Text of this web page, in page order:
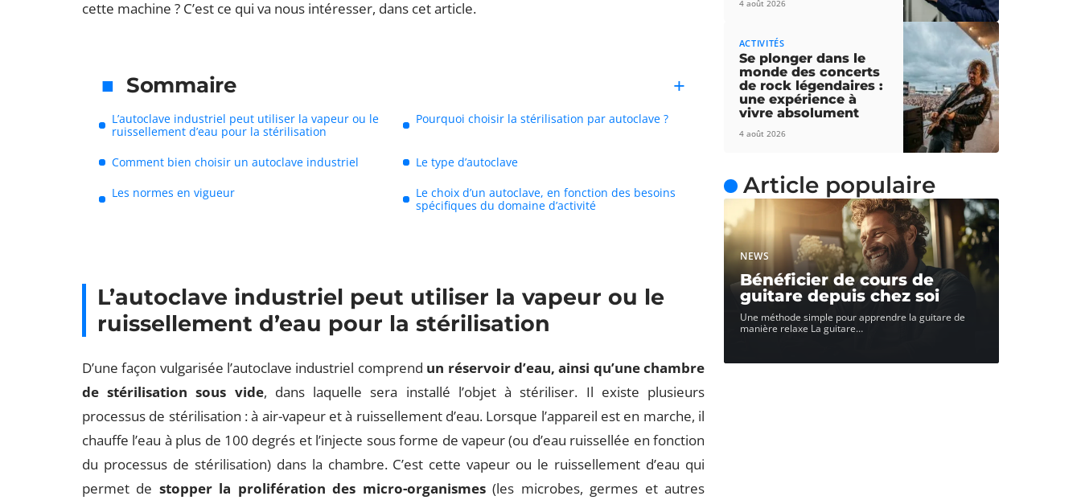
cette machine ? C’est ce qui va nous intéresser, dans cet article.
Sommaire
L’autoclave industriel peut utiliser la vapeur ou le
ruissellement d’eau pour la stérilisation
Pourquoi choisir la stérilisation par autoclave ?
Comment bien choisir un autoclave industriel
Le type d’autoclave
Les normes en vigueur
Le choix d’un autoclave, en fonction des besoins
spécifiques du domaine d’activité
L’autoclave industriel peut utiliser la vapeur ou le
ruissellement d’eau pour la stérilisation
D’une façon vulgarisée l’autoclave industriel comprend un réservoir d’eau, ainsi qu’une chambre
de stérilisation sous vide, dans laquelle sera installé l’objet à stériliser. Il existe plusieurs
processus de stérilisation : à air-vapeur et à ruissellement d’eau. Lorsque l’appareil est en marche, il
chauffe l’eau à plus de 100 degrés et l’injecte sous forme de vapeur (ou d’eau ruissellée en fonction
du processus de stérilisation) dans la chambre. C’est cette vapeur ou le ruissellement d’eau qui
permet de stopper la prolifération des micro-organismes(les microbes, germes et autres
4 août 2026
ACTIVITÉS
Se plonger dans le
monde des concerts
de rock légendaires :
une expérience à
vivre absolument
4 août 2026
Article populaire
NEWS
Bénéficier de cours de
guitare depuis chez soi
Une méthode simple pour apprendre la guitare de
manière relaxe La guitare…